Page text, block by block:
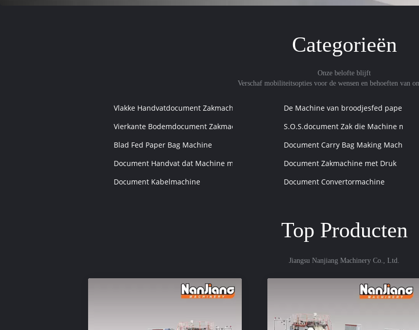
Categorieën
Onze belofte blijft
Verschaf mobiliteitsopties voor de wensen en behoeften van
Vlakke Handvatdocument Zakmachine De Machine van broodjesfed paper
Vierkante Bodemdocument Zakmachine
S.O.S.document Zak die Machine maken
Blad Fed Paper Bag Machine
Document Carry Bag Making Machine
Document Handvat dat Machine maakt
Document Zakmachine met Druk
Document Kabelmachine
Document Convertormachine
Top Producten
Jiangsu Nanjiang Machinery Co., Ltd.